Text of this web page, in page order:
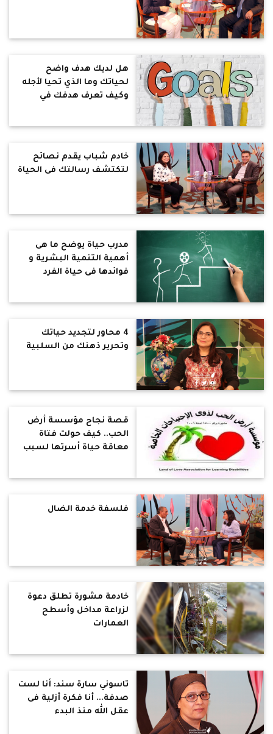
هل لديك هدف واضح
لحياتك وما الذي تحيا لأجله
وكيف تعرف هدفك في
خادم شباب يقدم نصائح
لتكتشف رسالتك فى الحياة
مدرب حياة يوضح ما هى
أهمية التنمية البشرية و
فوائدها فى حياة الفرد
4 محاور لتجديد حياتك
وتحرير ذهنك من السلبية
قصة نجاح مؤسسة أرض
الحب.. كيف حولت فتاة
معاقة حياة أسرتها لسبب
فلسفة خدمة الضال
خادمة مشورة تطلق دعوة
لزراعة مداخل وأسطح
العمارات
تاسوني سارة سند: أنا لست
صدفة... أنا فكرة أزلية فى
عقل الله منذ البدء